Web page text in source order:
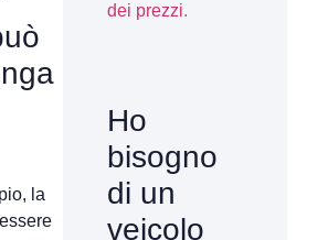
la
dei prezzi.
Ho
bisogno
di un
veicolo